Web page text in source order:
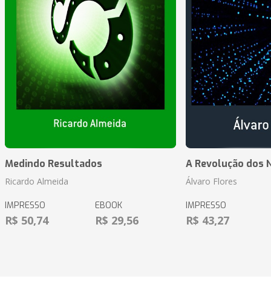
Medindo Resultados
Ricardo Almeida
IMPRESSO
R$ 50,74
EBOOK
R$ 29,56
A Revolução dos
Álvaro Flores
IMPRESSO
R$ 43,27